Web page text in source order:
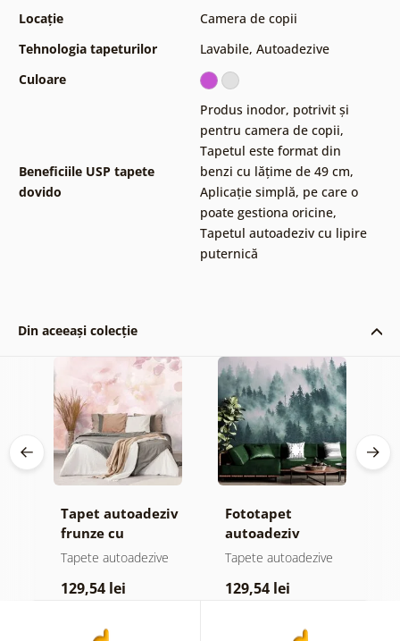
Locație
Camera de copii
Tehnologia tapeturilor
Lavabile, Autoadezive
Culoare
Beneficiile USP tapete
dovido
Produs inodor, potrivit și
pentru camera de copii,
Tapetul este format din
benzi cu lățime de 49 cm,
Aplicație simplă, pe care o
poate gestiona oricine,
Tapetul autoadeziv cu lipire
puternică
Din aceeași colecție
Tapet autoadeziv
frunze cu
atingere
Tapete autoadezive
129,54 lei
Fototapet
autoadeziv
pădure în ceață
Tapete autoadezive
129,54 lei